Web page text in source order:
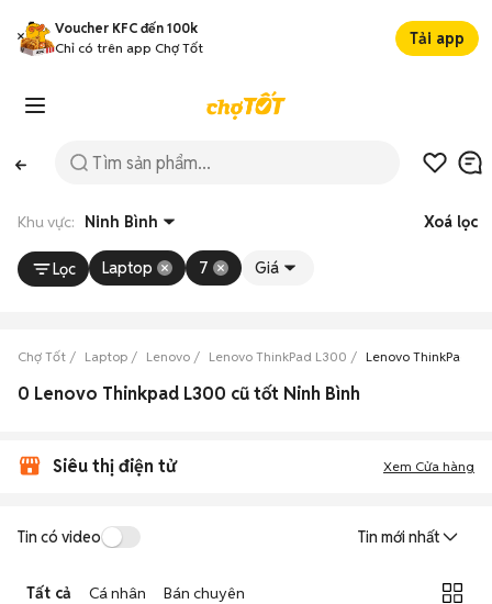
Voucher KFC đến 100k
Chỉ có trên app Chợ Tốt
Tải app
Khu vực: Ninh Bình Xoá lọc
Lọc Laptop 7 Giá
Chợ Tốt Laptop Lenovo Lenovo ThinkPad L300 Lenovo ThinkPad
0 Lenovo Thinkpad L300 cũ tốt Ninh Bình
Siêu thị điện tử Xem Cửa hàng
Tin có video Tin mới nhất
Tất cả Cá nhân Bán chuyên